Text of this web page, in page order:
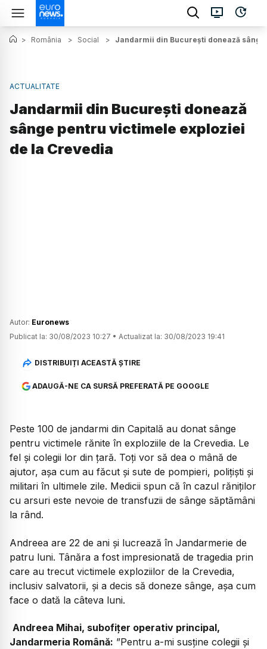
> România > Social > Jandarmii din București donează
ACTUALITATE
Jandarmii din București donează
sânge pentru victimele exploziei
de la Crevedia
Autor: Euronews
Publicat la: 30/08/2023 10:27 • Actualizat la: 30/08/2023 19:41
DISTRIBUIȚI ACEASTĂ ȘTIRE
ADAUGĂ-NE CA SURSĂ PREFERATĂ PE GOOGLE
Peste 100 de jandarmi din Capitală au donat sânge
pentru victimele rănite în exploziile de la Crevedia. Le
fel și colegii lor din țară. Toți vor să dea o mână de
ajutor, așa cum au făcut și sute de pompieri, polițiști și
militari în ultimele zile. Medicii spun că în cazul răniților
cu arsuri este nevoie de transfuzii de sânge săptămâni
la rând.
Andreea are 22 de ani și lucrează în Jandarmerie de
patru luni. Tânăra a fost impresionată de tragedia prin
care au trecut victimele exploziilor de la Crevedia,
inclusiv salvatorii, și a decis să doneze sânge, așa cum
face o dată la câteva luni.
Andreea Mihai, subofițer operativ principal,
Jandarmeria Română: ”Pentru a-mi susține colegii și